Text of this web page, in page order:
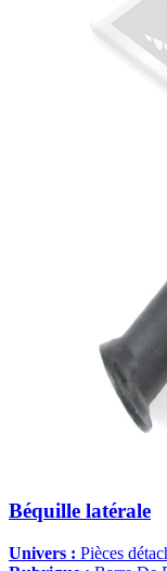
Béquille latérale
Univers : Pièces